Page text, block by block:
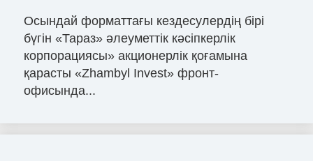
Осындай форматтағы кездесулердің бірі
бүгін «Тараз» әлеуметтік кәсіпкерлік
корпорациясы» акционерлік қоғамына
қарасты «Zhambyl Invest» фронт-
офисында...